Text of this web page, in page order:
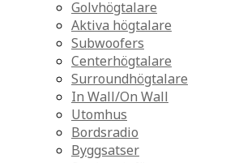
Golvhögtalare
Aktiva högtalare
Subwoofers
Centerhögtalare
Surroundhögtalare
In Wall/On Wall
Utomhus
Bordsradio
Byggsatser